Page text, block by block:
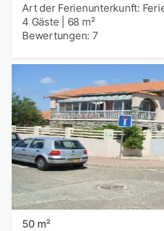
Art der Ferienunterkunft:
4 Gäste
68 m²
Bewertungen: 7
50 m²